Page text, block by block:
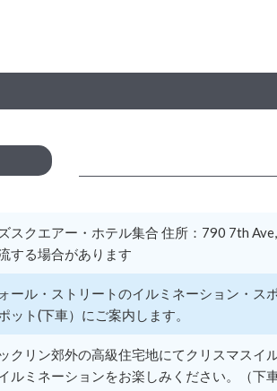
スクエアー・ホテル集合 住所：790 7th
する場合があります
ール・ストリートのイルミネーション・ス
ット(下車）にご案内します。
クリン郊外の高級住宅地にてクリスマスイ
ルミネーションをお楽しみください。（下車